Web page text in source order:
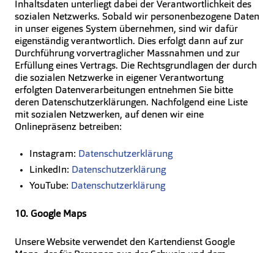
Inhaltsdaten unterliegt dabei der Verantwortlichkeit des
sozialen Netzwerks. Sobald wir personenbezogene Daten
in unser eigenes System übernehmen, sind wir dafür
eigenständig verantwortlich. Dies erfolgt dann auf zur
Durchführung vorvertraglicher Massnahmen und zur
Erfüllung eines Vertrags. Die Rechtsgrundlagen der durch
die sozialen Netzwerke in eigener Verantwortung
erfolgten Datenverarbeitungen entnehmen Sie bitte
deren Datenschutzerklärungen. Nachfolgend eine Liste
mit sozialen Netzwerken, auf denen wir eine
Onlinepräsenz betreiben:
Instagram: Datenschutzerklärung
LinkedIn: Datenschutzerklärung
YouTube: Datenschutzerklärung
10. Google Maps
Unsere Website verwendet den Kartendienst Google